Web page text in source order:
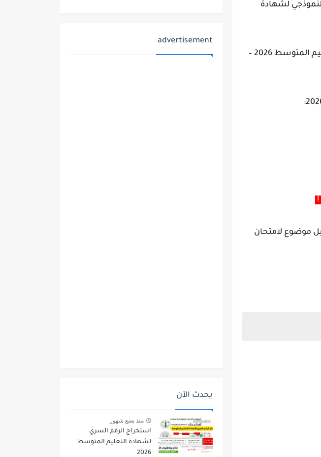
لشهادة
شهادة التعليم المتوسط 2026 –
!
موضوع لامتحان
advertisement
يحدث الآن
منذ بضع شهور
استخراج الرقم السري
لشهادة التعليم المتوسط
2026